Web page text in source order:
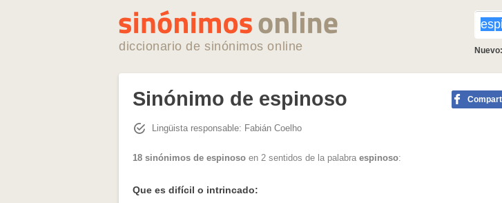
diccionario de sinónimos online Nuevo:
Sinónimo de espinoso
Lingüista responsable: Fabián Coelho
18 sinónimos de espinoso en 2 sentidos de la palabra espinoso:
Que es difícil o intrincado: